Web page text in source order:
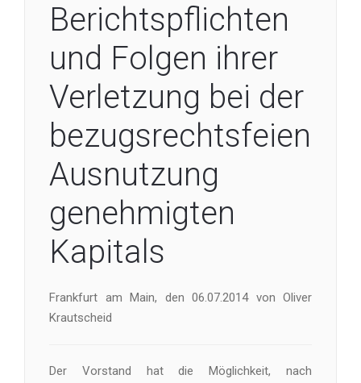
Berichtspflichten
und Folgen ihrer
Verletzung bei der
bezugsrechtsfeien
Ausnutzung
genehmigten
Kapitals
Frankfurt am Main, den 06.07.2014 von Oliver
Krautscheid
Der Vorstand hat die Möglichkeit, nach